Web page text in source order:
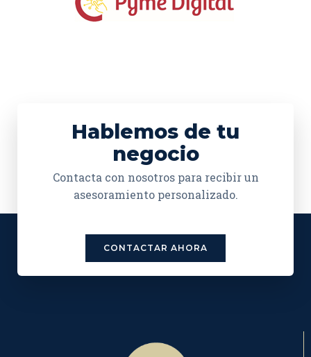
Hablemos de tu
negocio
Contacta con nosotros para recibir un
asesoramiento personalizado.
CONTACTAR AHORA